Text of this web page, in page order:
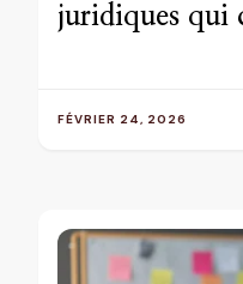
juridiques qui
FÉVRIER 24, 2026